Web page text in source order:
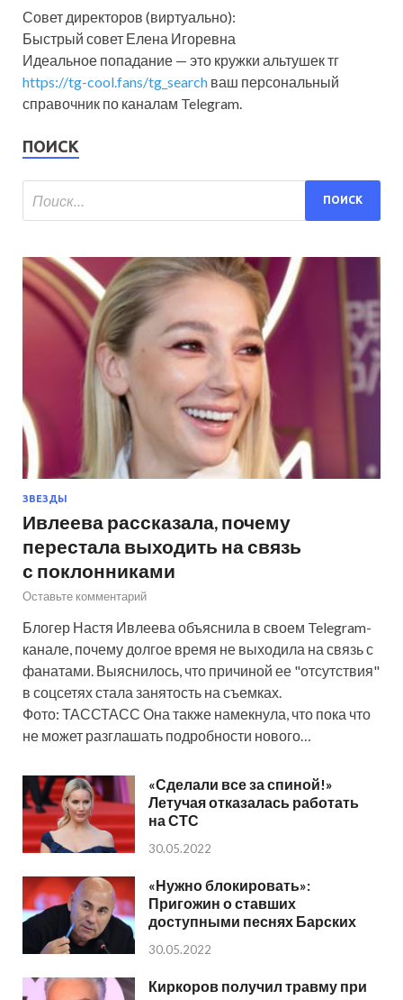
Совет директоров (виртуально):
Быстрый совет Елена Игоревна
Идеальное попадание — это кружки альтушек тг
https://tg-cool.fans/tg_search ваш персональный
справочник по каналам Telegram.
ПОИСК
ЗВЕЗДЫ
Ивлеева рассказала, почему
перестала выходить на связь
с поклонниками
Оставьте комментарий
Блогер Настя Ивлеева объяснила в своем Telegram-
канале, почему долгое время не выходила на связь с
фанатами. Выяснилось, что причиной ее "отсутствия"
в соцсетях стала занятость на съемках.
Фото: ТАССТАСС Она также намекнула, что пока что
не может разглашать подробности нового…
«Сделали все за спиной!»
Летучая отказалась работать
на СТС
30.05.2022
«Нужно блокировать»:
Пригожин о ставших
доступными песнях Барских
30.05.2022
Киркоров получил травму при